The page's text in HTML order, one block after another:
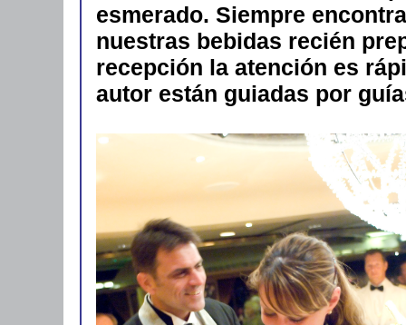
esmerado. Siempre
nuestras bebidas recién
recepción la atención es
autor están guiadas por